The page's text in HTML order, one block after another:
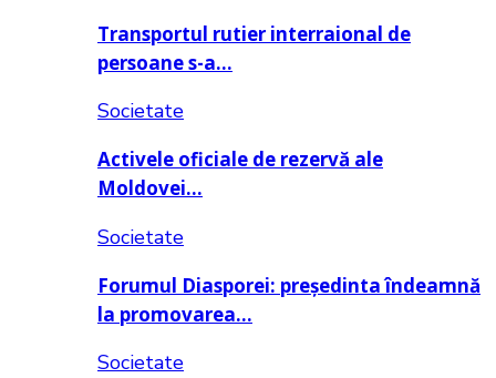
Transportul rutier interraional de
persoane s-a…
Societate
Activele oficiale de rezervă ale
Moldovei…
Societate
Forumul Diasporei: președinta îndeamnă
la promovarea…
Societate